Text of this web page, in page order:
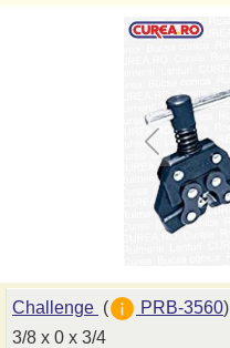
Challenge ( PRB-3560)
3/8 x 0 x 3/4